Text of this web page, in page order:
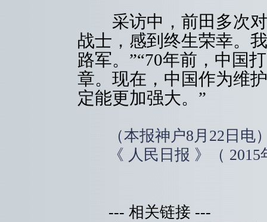
采访中，前田多次对
战士，感到终生荣幸。
路军。”“70年前，中国
章。现在，中国作为维
定能更加强大。”
（本报神户8月22日电
《 人民日报 》（ 2015
--- 相关链接 ---